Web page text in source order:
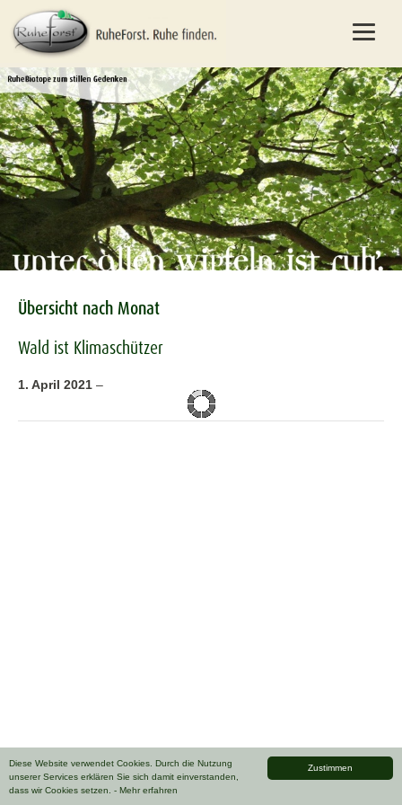
Zustimmen
Diese Website verwendet Cookies. Durch die Nutzung
unserer Services erklären Sie sich damit einverstanden,
dass wir Cookies setzen. - Mehr erfahren
Übersicht nach Monat
Wald ist Klimaschützer
1. April 2021 –